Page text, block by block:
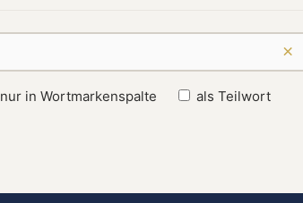
×
nur in Wortmarkenspalte als Teilwort